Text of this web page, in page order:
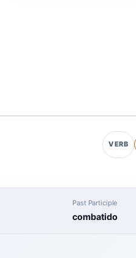
VERB
Past Participle
combatido